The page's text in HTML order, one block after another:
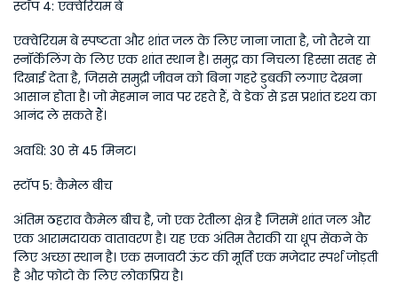
स्टॉप 4: एक्वेरियम बे
एक्वेरियम बे स्पष्टता और शांत जल के लिए जाना जाता है, जो तैरने या
स्नॉर्केलिंग के लिए एक शांत स्थान है। समुद्र का निचला हिस्सा सतह से
दिखाई देता है, जिससे समुद्री जीवन को बिना गहरे डुबकी लगाए देखना
आसान होता है। जो मेहमान नाव पर रहते हैं, वे डेक से इस प्रशांत दृश्य का
आनंद ले सकते हैं।
अवधि: 30 से 45 मिनट।
स्टॉप 5: कैमेल बीच
अंतिम ठहराव कैमेल बीच है, जो एक रेतीला क्षेत्र है जिसमें शांत जल और
एक आरामदायक वातावरण है। यह एक अंतिम तैराकी या धूप सेंकने के
लिए अच्छा स्थान है। एक सजावटी ऊंट की मूर्ति एक मजेदार स्पर्श जोड़ती
है और फोटो के लिए लोकप्रिय है।